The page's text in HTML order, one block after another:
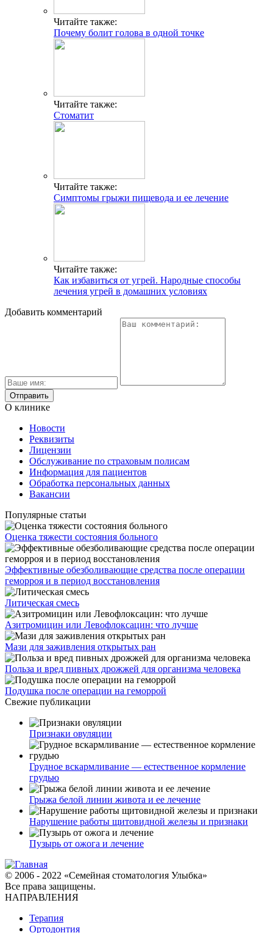
Читайте также:
Почему болит голова в одной точке
Читайте также:
Стоматит
Читайте также:
Симптомы грыжи пищевода и ее лечение
Читайте также:
Как избавиться от угрей. Народные способы
лечения угрей в домашних условиях
Добавить комментарий
О клинике
Новости
Реквизиты
Лицензии
Обслуживание по страховым полисам
Информация для пациентов
Обработка персональных данных
Вакансии
Популярные статьи
Оценка тяжести состояния больного
Эффективные обезболивающие средства после операции
геморроя и в период восстановления
Литическая смесь
Азитромицин или Левофлоксацин: что лучше
Мази для заживления открытых ран
Польза и вред пивных дрожжей для организма человека
Подушка после операции на геморрой
Свежие публикации
Признаки овуляции
Грудное вскармливание — естественное кормление
грудью
Грыжа белой линии живота и ее лечение
Нарушение работы щитовидной железы и признаки
Пузырь от ожога и лечение
© 2006 - 2022 «Семейная стоматология Улыбка»
Все права защищены.
НАПРАВЛЕНИЯ
Терапия
Ортодонтия